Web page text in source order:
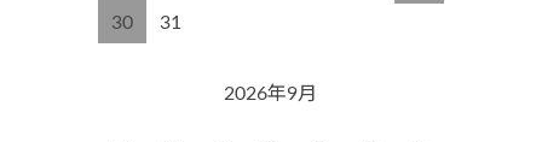
30 31
2026年9月